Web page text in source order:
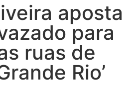
aposta
para
ruas de
Rio’